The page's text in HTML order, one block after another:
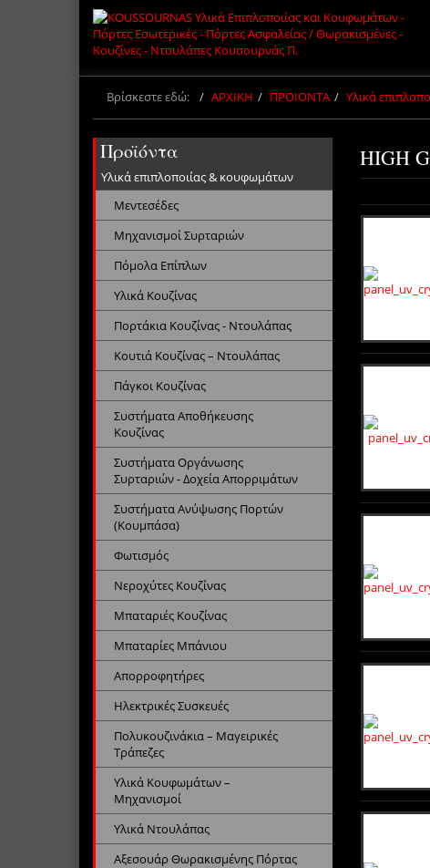
Βρίσκεστε εδώ: ΑΡΧΙΚΗ ΠΡΟΙΟΝΤΑ Υλικά
HIGH
Προϊόντα
Υλικά επιπλοποιίας & κουφωμάτων
Μεντεσέδες
Μηχανισμοί Συρταριών
Πόμολα Επίπλων
Υλικά Κουζίνας
Πορτάκια Κουζίνας - Ντουλάπας
Κουτιά Κουζίνας – Ντουλάπας
Πάγκοι Κουζίνας
Συστήματα Αποθήκευσης
Κουζίνας
Συστήματα Οργάνωσης
Συρταριών - Δοχεία Απορριμάτων
Συστήματα Ανύψωσης Πορτών
(Κουμπάσα)
Φωτισμός
Νεροχύτες Κουζίνας
Μπαταριές Κουζίνας
Μπαταρίες Μπάνιου
Απορροφητήρες
Ηλεκτρικές Συσκευές
Πολυκουζινάκια – Μαγειρικές
Τράπεζες
Υλικά Κουφωμάτων –
Μηχανισμοί
Υλικά Ντουλάπας
Αξεσουάρ Θωρακισμένης Πόρτας